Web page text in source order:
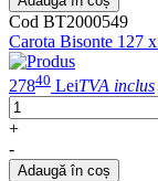
Cod BT2000549
Carota Bisonte 127
27840 LeiTVA inclus
+
-
Adaugă în coș